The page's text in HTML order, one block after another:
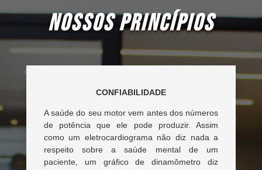
NOSSOS PRINCÍPIOS
CONFIABILIDADE
A saúde do seu motor vem antes dos números
de potência que ele pode produzir. Assim
como um eletrocardiograma não diz nada a
respeito sobre a saúde mental de um
paciente, um gráfico de dinamômetro diz